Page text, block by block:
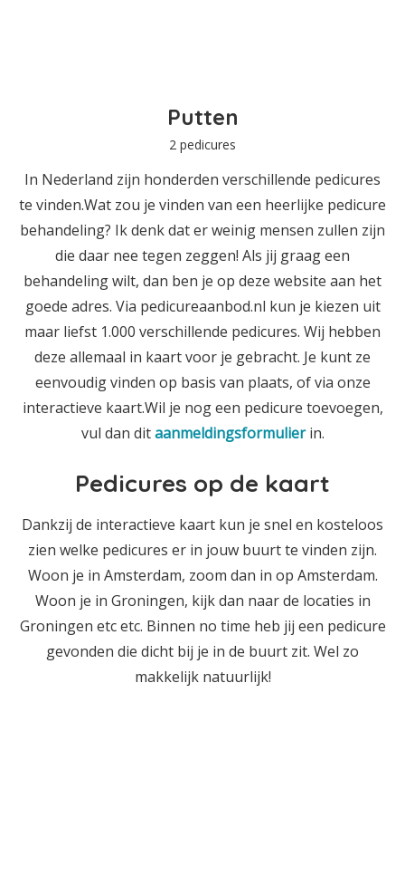
Putten
2 pedicures
In Nederland zijn honderden verschillende pedicures
te vinden.Wat zou je vinden van een heerlijke pedicure
behandeling? Ik denk dat er weinig mensen zullen zijn
die daar nee tegen zeggen! Als jij graag een
behandeling wilt, dan ben je op deze website aan het
goede adres. Via pedicureaanbod.nl kun je kiezen uit
maar liefst 1.000 verschillende pedicures. Wij hebben
deze allemaal in kaart voor je gebracht. Je kunt ze
eenvoudig vinden op basis van plaats, of via onze
interactieve kaart.Wil je nog een pedicure toevoegen,
vul dan ditaanmeldingsformulierin.
Pedicures op de kaart
Dankzij de interactieve kaart kun je snel en kosteloos
zien welke pedicures er in jouw buurt te vinden zijn.
Woon je in Amsterdam, zoom dan in op Amsterdam.
Woon je in Groningen, kijk dan naar de locaties in
Groningen etc etc. Binnen no time heb jij een pedicure
gevonden die dicht bij je in de buurt zit. Wel zo
makkelijk natuurlijk!